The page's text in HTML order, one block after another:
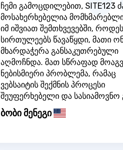
ჩემი გამოცდილებით, SITE123
მოსახერხებელია
იმ იშვიათ შემთხვევებში,
სირთულეებს წავაწყდი, მათი
მხარდაჭერა განსაკუთრებული
აღმოჩნდა. მათ სწრაფად
ნებისმიერი პრობლემა, რამაც
ვებსაიტის შექმნის პროცესი
შეუფერხებელი და სასიამოვნო
ბობი მენეგი